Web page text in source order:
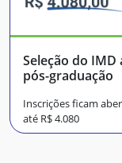
Seleção do
pós-graduação
Inscrições ficam
até R$ 4.080